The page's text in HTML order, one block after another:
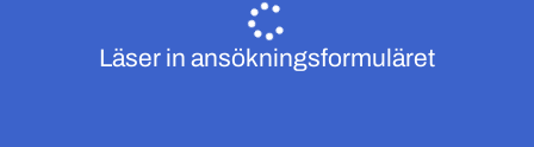
Läser in ansökningsformuläret